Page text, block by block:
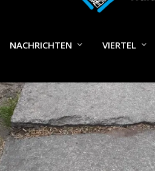
NACHRICHTEN VIERTEL